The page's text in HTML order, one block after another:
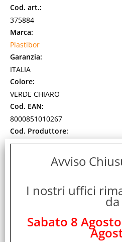
Cod. art.:
375884
Marca:
Plastibor
Garanzia:
ITALIA
Colore:
VERDE CHIARO
Cod. EAN:
8000851010267
Cod. Produttore:
P0002015
Cartelletta a 3 lembi in PP
Dorso rigido da 20 mm. Ideali
Disponibilità:
Non Disponibile
2-5 Giorni lavorativi
Avviso
I nostri uffici
da
Sabato 8